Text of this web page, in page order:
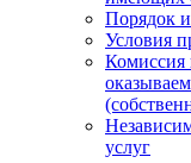
Порядок
Условия
Комиссия
услуг